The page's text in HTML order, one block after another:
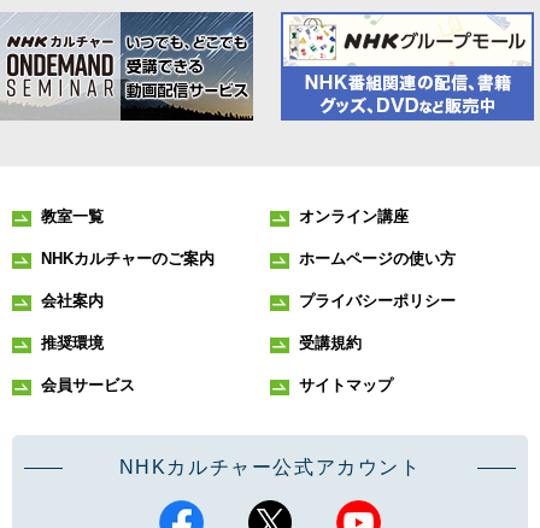
教室一覧 オンライン講座
NHKカルチャーのご案内 ホームページの使い方
会社案内 プライバシーポリシー
推奨環境 受講規約
会員サービス サイトマップ
NHKカルチャー公式アカウント